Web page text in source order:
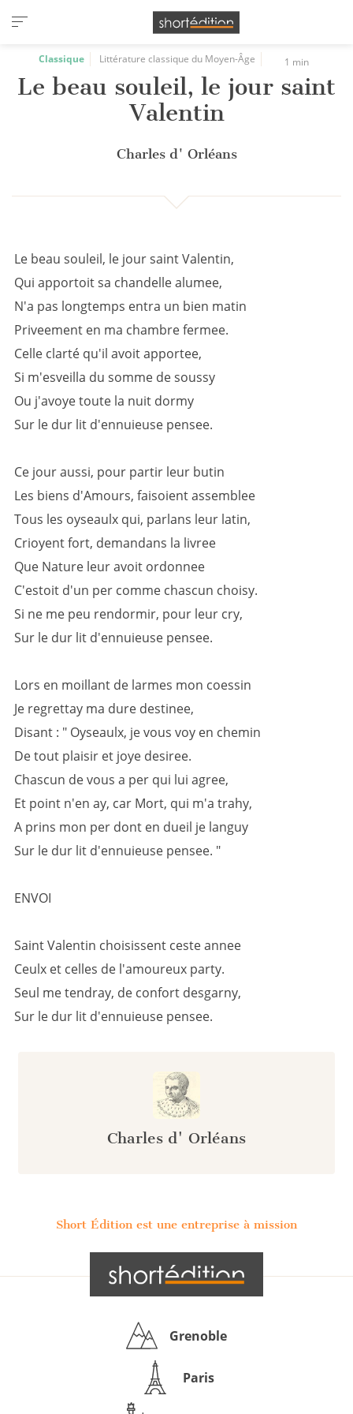
Panneau de gestion des cookies
Classique Littérature classique du Moyen-Âge 1 min
Le beau souleil, le jour saint
Valentin
Charles d' Orléans
Charles d' Orléans
Le beau souleil, le jour saint Valentin,
Qui apportoit sa chandelle alumee,
N'a pas longtemps entra un bien matin
Priveement en ma chambre fermee.
Celle clarté qu'il avoit apportee,
Si m'esveilla du somme de soussy
Ou j'avoye toute la nuit dormy
Sur le dur lit d'ennuieuse pensee.
Ce jour aussi, pour partir leur butin
Les biens d'Amours, faisoient assemblee
Tous les oyseaulx qui, parlans leur latin,
Crioyent fort, demandans la livree
Que Nature leur avoit ordonnee
C'estoit d'un per comme chascun choisy.
Si ne me peu rendormir, pour leur cry,
Sur le dur lit d'ennuieuse pensee.
Lors en moillant de larmes mon coessin
Je regrettay ma dure destinee,
Disant : " Oyseaulx, je vous voy en chemin
De tout plaisir et joye desiree.
Chascun de vous a per qui lui agree,
Et point n'en ay, car Mort, qui m'a trahy,
A prins mon per dont en dueil je languy
Sur le dur lit d'ennuieuse pensee. "
ENVOI
Saint Valentin choisissent ceste annee
Ceulx et celles de l'amoureux party.
Seul me tendray, de confort desgarny,
Sur le dur lit d'ennuieuse pensee.
Short Édition est une entreprise à mission
Grenoble
Paris